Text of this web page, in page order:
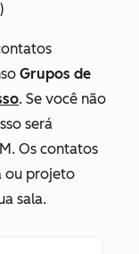
Grupos de
. Se você não
será
Os contatos
ou projeto
sala.